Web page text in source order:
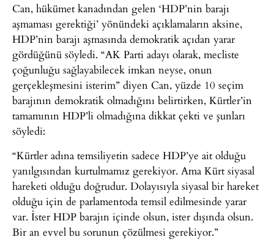
Can, hükümet kanadından gelen ‘HDP’nin barajı
aşmaması gerektiği’ yönündeki açıklamaların aksine,
HDP’nin barajı aşmasında demokratik açıdan yarar
gördüğünü söyledi. “AK Parti adayı olarak, mecliste
çoğunluğu sağlayabilecek imkan neyse, onun
gerçekleşmesini isterim” diyen Can, yüzde 10 seçim
barajının demokratik olmadığını belirtirken, Kürtler’in
tamamının HDP’li olmadığına dikkat çekti ve şunları
söyledi:
“Kürtler adına temsiliyetin sadece HDP’ye ait olduğu
yanılgısından kurtulmamız gerekiyor. Ama Kürt siyasal
hareketi olduğu doğrudur. Dolayısıyla siyasal bir hareket
olduğu için de parlamentoda temsil edilmesinde yarar
var. İster HDP barajın içinde olsun, ister dışında olsun.
Bir an evvel bu sorunun çözülmesi gerekiyor.”